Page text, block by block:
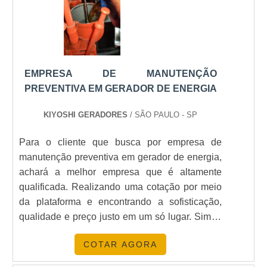
Horizontal, refrigerado a águaPotência Máxima
do motor: 21,0 cvCilindradas: 794
ccCombustível: DieselCapacidade do tanque:
25 LAutonomia (50% de carga): 8,6hÓleo
recomendado: 15W40Capacidade de óleo: 2,3
LCapacidade sistema de arrefecimento:
bateria: Somente a própriaBateria:
Sim - digitalMedidor de frequência: Sim -
digitalAlerta de óleo: SimBitola do fio
recomendado: 35,0 mm - 110V / 10,0 mm -
220VNível de ruído (7m): 72 dBADimensões
(Embalagem) CxLxA: 1360x700x890
mmDimensões (Produto): CxLxA
1520x692x842 mmPeso Líquido: 330 kgPeso
Bruto: 350 kgA CLICK GERADORES tem como
missão facilitar e tornar acessível a aquisição
EMPRESA DE MANUTENÇÃO
PREVENTIVA EM GERADOR DE ENERGIA
KIYOSHI GERADORES / SÃO PAULO - SP
Para o cliente que busca por empresa de
manutenção preventiva em gerador de energia,
achará a melhor empresa que é altamente
qualificada. Realizando uma cotação por meio
da plataforma e encontrando a sofisticação,
qualidade e preço justo em um só lugar. Sim, o
lugar é aqui! Quando a procura é por empresa
de manutenção de gerador de energia, com a
Kiyoshi Geradores estará disponível com
COTAR AGORA